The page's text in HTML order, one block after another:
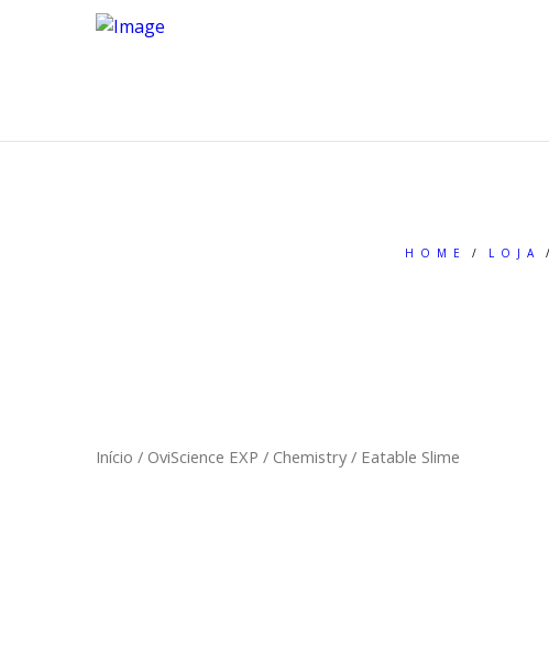
HOME LOJA
Início / OviScience EXP / Chemistry/ Eatable Slime